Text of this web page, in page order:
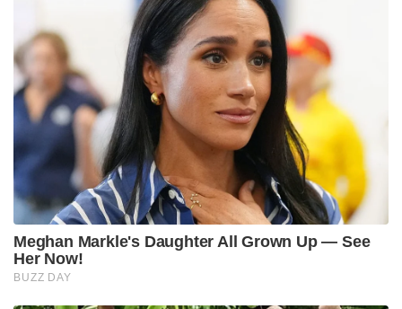
വിമാനത്താവളത്തിന് സമീപം അനുമതിയില്ലാതെ
പ്രതിഷേധം സംഘടിപ്പിച്ചത് മനഃപൂർവ്വമാണെന്നും,
പോലീസ് നടപടിയുണ്ടായാൽ അത് ഉപയോഗിച്ച്
ഇരവാദം ഉന്നയിക്കാനുള്ള തന്ത്രമായിരുന്നു ഇതെന്നും
വിമർശകർ ആരോപിക്കുന്നു.വഖഫ്
നിയമനങ്ങളുമായി ബന്ധപ്പെട്ട സർക്കാർ
തീരുമാനത്തിനെതിരായ പ്രതിഷേധത്തിൽ, തീവ്രവാദ
ബന്ധമാരോപിക്കപ്പെടുന്ന വ്യക്തികളുടെ ചിത്രങ്ങൾ
ഉപയോഗിച്ചത് രാഷ്ട്രീയപരമായും സാമൂഹികമായും
വലിയ ചർച്ചകൾക്ക് വഴിവെച്ചിട്ടുണ്ട്.
Tags: Waqf Protest